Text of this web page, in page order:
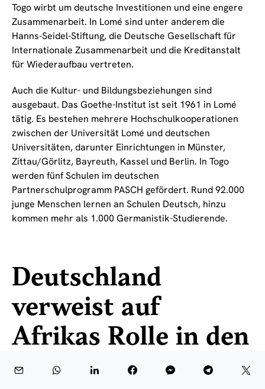
Togo wirbt um deutsche Investitionen und eine engere
Zusammenarbeit. In Lomé sind unter anderem die
Hanns-Seidel-Stiftung, die Deutsche Gesellschaft für
Internationale Zusammenarbeit und die Kreditanstalt
für Wiederaufbau vertreten.
Auch die Kultur- und Bildungsbeziehungen sind
ausgebaut. Das Goethe-Institut ist seit 1961 in Lomé
tätig. Es bestehen mehrere Hochschulkooperationen
zwischen der Universität Lomé und deutschen
Universitäten, darunter Einrichtungen in Münster,
Zittau/Görlitz, Bayreuth, Kassel und Berlin. In Togo
werden fünf Schulen im deutschen
Partnerschulprogramm PASCH gefördert. Rund 92.000
junge Menschen lernen an Schulen Deutsch, hinzu
kommen mehr als 1.000 Germanistik-Studierende.
Deutschland
verweist auf
Afrikas Rolle in den
Vereinten Nationen